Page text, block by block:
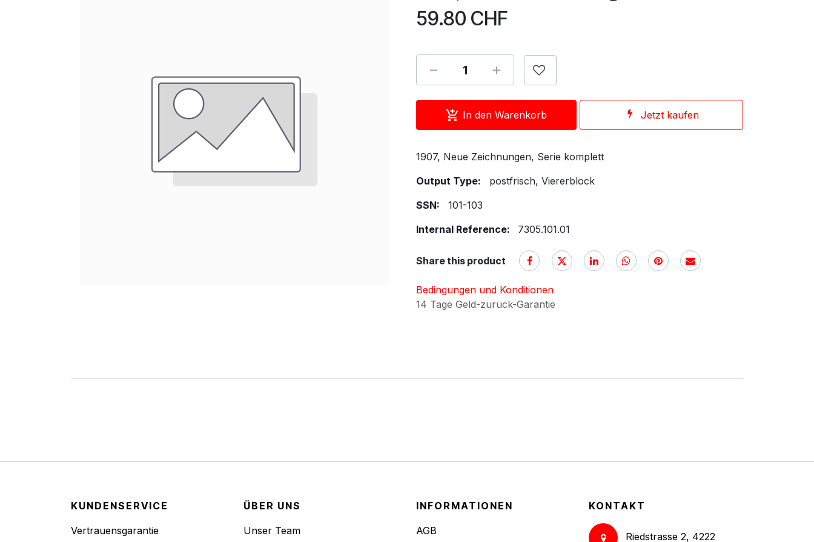
59.80 CHF
In den Warenkorb Jetzt kaufen
1907, Neue Zeichnungen, Serie komplett
Output Type:
postfrisch, Viererblock
SSN:
101-103
Internal Reference:
7305.101.01
Share this product
Bedingungen und Konditionen
14 Tage Geld-zurück-Garantie
KUNDENSERVICE
Vertrauensgarantie
ÜBER UNS
Unser Team
INFORMATIONEN
AGB
KONTAKT
Riedstrasse 2, 4222